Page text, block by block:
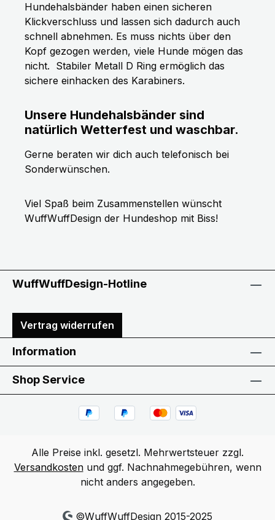
Hundehalsbänder haben einen sicheren
Klickverschluss und lassen sich dadurch auch
schnell abnehmen. Es muss nichts über den
Kopf gezogen werden, viele Hunde mögen das
nicht. Stabiler Metall D Ring ermöglich das
sichere einhacken des Karabiners.
Unsere Hundehalsbänder sind
natürlich Wetterfest und waschbar.
Gerne beraten wir dich auch telefonisch bei
Sonderwünschen.
Viel Spaß beim Zusammenstellen wünscht
WuffWuffDesign der Hundeshop mit Biss!
WuffWuffDesign-Hotline
Vertrag widerrufen
Information
Shop Service
Alle Preise inkl. gesetzl. Mehrwertsteuer zzgl.
Versandkostenund ggf. Nachnahmegebühren, wenn
nicht anders angegeben.
©WuffWuffDesign 2015-2025